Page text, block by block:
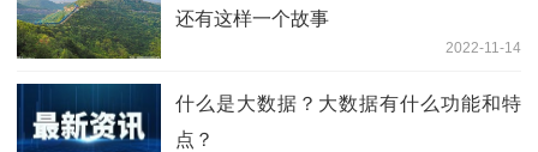
还有这样一个故事
2022-11-14
什么是大数据？大数据有什么功能和特
点？